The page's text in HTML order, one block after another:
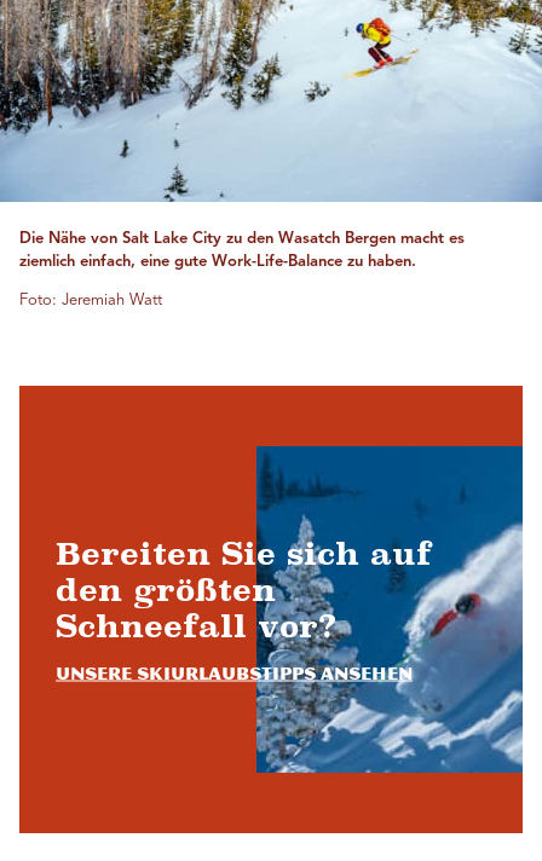
Die Nähe von Salt Lake City zu den Wasatch Bergen macht es
ziemlich einfach, eine gute Work-Life-Balance zu haben.
Foto: Jeremiah Watt
Bereiten Sie sich auf
den größten
Schneefall vor?
Unsere Skiurlaubstipps ansehen